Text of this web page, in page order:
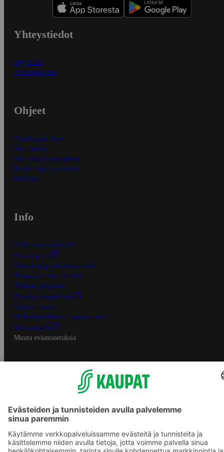
Yhteystiedot
Myymälät
Asiakaspalvelu
Ohjeet
Ensitilaajan ohjeet
Näin maksat
Näin tilaat ja muokkaat
Kaikki ohjeet ja vinkit
In English
Info
S-Business yrityksille
Oiva-raportit
Osuuskauppojen yhteystiedot
Tilaus- ja toimitusehdot
Tietosuojakäytäntö
Palvelun käyttöehdot
Saavutettavuus
Mobiilisovelluksen saavutettavuus
Mainostajalle
Muuta evästeasetuksia
S-ryhmän palvelut
S-ryhmä
Asiakasomistajuus
S-ostoslista -sovellus
Prisma.fi